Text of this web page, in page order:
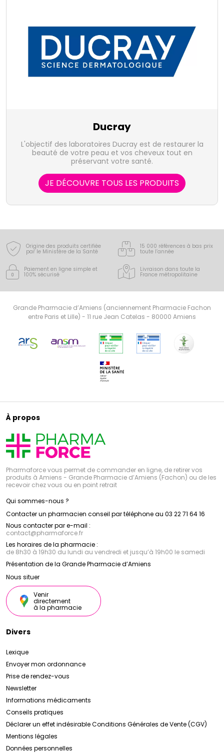
Ducray
L'objectif des laboratoires Ducray est de restaurer la
beauté de votre peau et vos cheveux tout en
préservant votre santé.
JE DÉCOUVRE TOUS LES PRODUITS
Origine des produits certifiée
par le Ministère de la Santé
15 000 références à bas prix
toute l’année
Paiement en ligne simple et
100% sécurisé
Livraison dans toute la
France métropolitaine
Grande Pharmacie d’Amiens (anciennement Pharmacie Fachon
entre Paris et Lille) - 11 rue Jean Catelas - 80000 Amiens
À propos
Pharmaforce vous permet de commander en ligne, de retirer vos
produits à Amiens - Grande Pharmacie d’Amiens (Fachon) ou de les
recevoir chez vous ou en point retrait
Qui sommes-nous ?
Contacter un pharmacien conseil par téléphone au 03 22 71 64 16
Nous contacter par e-mail :
contact@pharmaforce.fr
Les horaires de la pharmacie :
de 8h30 à 19h30 du lundi au vendredi et jusqu’à 19h00 le samedi
Présentation de la Grande Pharmacie d’Amiens
Nous situer
Venir
directement
à la pharmacie
Divers
Lexique
Envoyer mon ordonnance
Prise de rendez-vous
Newsletter
Informations médicaments
Conseils pratiques
Déclarer un effet indésirableConditions Générales de Vente (CGV)
Mentions légales
Données personnelles